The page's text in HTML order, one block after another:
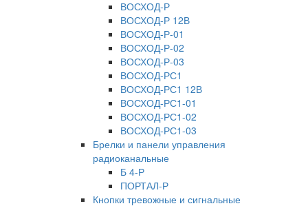
ВОСХОД-Р
ВОСХОД-Р 12В
ВОСХОД-Р-01
ВОСХОД-Р-02
ВОСХОД-Р-03
ВОСХОД-РС1
ВОСХОД-РС1 12В
ВОСХОД-РС1-01
ВОСХОД-РС1-02
ВОСХОД-РС1-03
Брелки и панели управления
радиоканальные
Б 4-Р
ПОРТАЛ-Р
Кнопки тревожные и сигнальные